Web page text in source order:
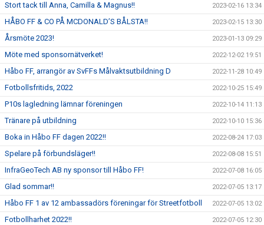
Stort tack till Anna, Camilla & Magnus!! 2023-02-16 13:34
HÅBO FF & CO PÅ MCDONALD’S BÅLSTA!! 2023-02-15 13:30
Årsmöte 2023! 2023-01-13 09:29
Möte med sponsornätverket! 2022-12-02 19:51
Håbo FF, arrangör av SvFFs Målvaktsutbildning D 2022-11-28 10:49
Fotbollsfritids, 2022 2022-10-25 15:49
P10s lagledning lämnar föreningen 2022-10-14 11:13
Tränare på utbildning 2022-10-10 15:36
Boka in Håbo FF dagen 2022!! 2022-08-24 17:03
Spelare på förbundsläger!! 2022-08-08 15:51
InfraGeoTech AB ny sponsor till Håbo FF! 2022-07-08 16:05
Glad sommar!! 2022-07-05 13:17
Håbo FF 1 av 12 ambassadörs föreningar för Streetfotboll 2022-07-05 13:02
Fotbollharhet 2022!! 2022-07-05 12:30